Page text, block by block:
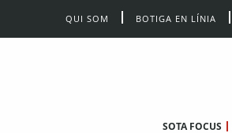
QUI SOM BOTIGA EN LÍNIA
SOTA FOCUS